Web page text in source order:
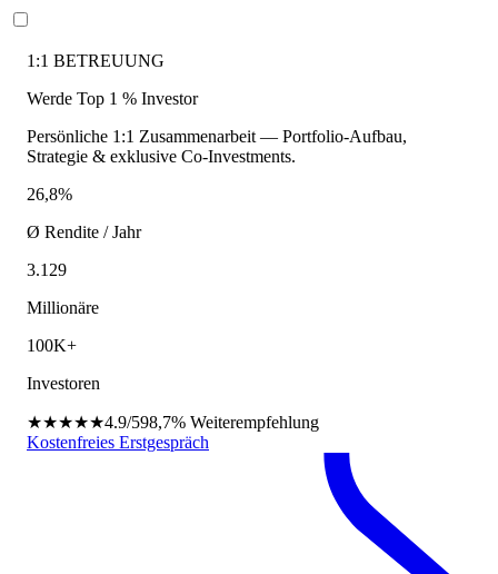
1:1 BETREUUNG
Werde Top 1 % Investor
Persönliche 1:1 Zusammenarbeit — Portfolio-Aufbau,
Strategie & exklusive Co-Investments.
26,8%
Ø Rendite / Jahr
3.129
Millionäre
100K+
Investoren
★★★★★4.9/598,7% Weiterempfehlung
Kostenfreies Erstgespräch